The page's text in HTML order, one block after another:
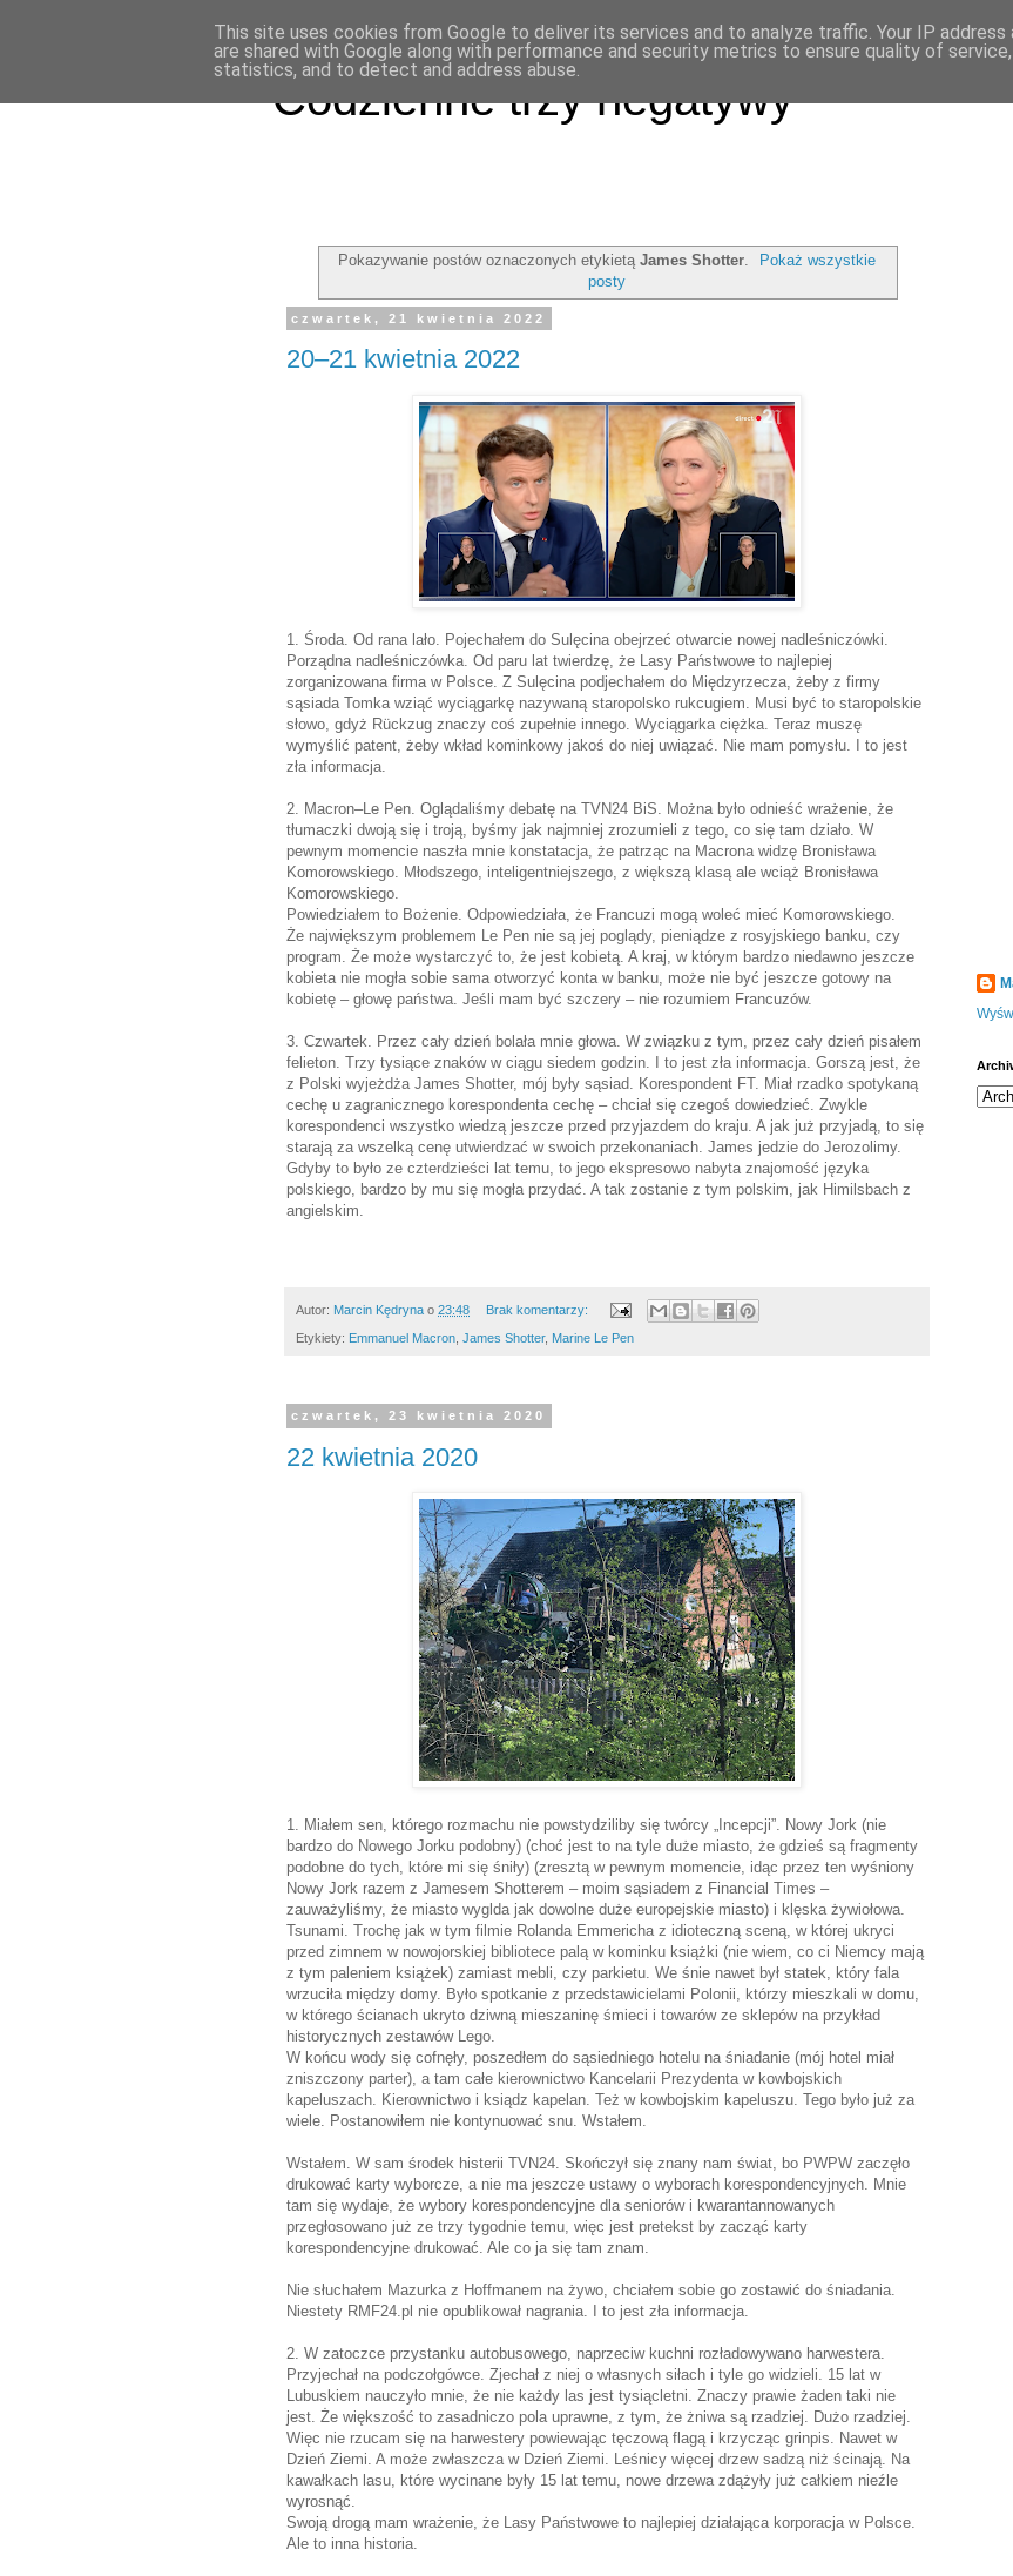
Codzienne trzy negatywy
Pokazywanie postów oznaczonych etykietą James Shotter.
Pokaż wszystkie
posty
czwartek, 21 kwietnia 2022
20–21 kwietnia 2022
1. Środa. Od rana lało. Pojechałem do Sulęcina obejrzeć otwarcie nowej nadleśniczówki.
Porządna nadleśniczówka. Od paru lat twierdzę, że Lasy Państwowe to najlepiej
zorganizowana firma w Polsce. Z Sulęcina podjechałem do Międzyrzecza, żeby z firmy
sąsiada Tomka wziąć wyciągarkę nazywaną staropolsko rukcugiem. Musi być to staropolskie
słowo, gdyż Rückzug znaczy coś zupełnie innego. Wyciągarka ciężka. Teraz muszę
wymyślić patent, żeby wkład kominkowy jakoś do niej uwiązać. Nie mam pomysłu. I to jest
zła informacja.
2. Macron–Le Pen. Oglądaliśmy debatę na TVN24 BiS. Można było odnieść wrażenie, że
tłumaczki dwoją się i troją, byśmy jak najmniej zrozumieli z tego, co się tam działo. W
pewnym momencie naszła mnie konstatacja, że patrząc na Macrona widzę Bronisława
Komorowskiego. Młodszego, inteligentniejszego, z większą klasą ale wciąż Bronisława
Komorowskiego.
Powiedziałem to Bożenie. Odpowiedziała, że Francuzi mogą woleć mieć Komorowskiego.
Że największym problemem Le Pen nie są jej poglądy, pieniądze z rosyjskiego banku, czy
program. Że może wystarczyć to, że jest kobietą. A kraj, w którym bardzo niedawno jeszcze
kobieta nie mogła sobie sama otworzyć konta w banku, może nie być jeszcze gotowy na
kobietę – głowę państwa. Jeśli mam być szczery – nie rozumiem Francuzów.
3. Czwartek. Przez cały dzień bolała mnie głowa. W związku z tym, przez cały dzień pisałem
felieton. Trzy tysiące znaków w ciągu siedem godzin. I to jest zła informacja. Gorszą jest, że
z Polski wyjeżdża James Shotter, mój były sąsiad. Korespondent FT. Miał rzadko spotykaną
cechę u zagranicznego korespondenta cechę – chciał się czegoś dowiedzieć. Zwykle
korespondenci wszystko wiedzą jeszcze przed przyjazdem do kraju. A jak już przyjadą, to się
starają za wszelką cenę utwierdzać w swoich przekonaniach. James jedzie do Jerozolimy.
Gdyby to było ze czterdzieści lat temu, to jego ekspresowo nabyta znajomość języka
polskiego, bardzo by mu się mogła przydać. A tak zostanie z tym polskim, jak Himilsbach z
angielskim.
Autor: Marcin Kędryna o 23:48 Brak komentarzy:
Etykiety: Emmanuel Macron James Shotter, Marine Le Pen
czwartek, 23 kwietnia 2020
22 kwietnia 2020
1. Miałem sen, którego rozmachu nie powstydziliby się twórcy „Incepcji”. Nowy Jork (nie
bardzo do Nowego Jorku podobny) (choć jest to na tyle duże miasto, że gdzieś są fragmenty
podobne do tych, które mi się śniły) (zresztą w pewnym momencie, idąc przez ten wyśniony
Nowy Jork razem z Jamesem Shotterem – moim sąsiadem z Financial Times –
zauważyliśmy, że miasto wyglda jak dowolne duże europejskie miasto) i klęska żywiołowa.
Tsunami. Trochę jak w tym filmie Rolanda Emmericha z idioteczną sceną, w której ukryci
przed zimnem w nowojorskiej bibliotece palą w kominku książki (nie wiem, co ci Niemcy mają
z tym paleniem książek) zamiast mebli, czy parkietu. We śnie nawet był statek, który fala
wrzuciła między domy. Było spotkanie z przedstawicielami Polonii, którzy mieszkali w domu,
w którego ścianach ukryto dziwną mieszaninę śmieci i towarów ze sklepów na przykład
historycznych zestawów Lego.
W końcu wody się cofnęły, poszedłem do sąsiedniego hotelu na śniadanie (mój hotel miał
zniszczony parter), a tam całe kierownictwo Kancelarii Prezydenta w kowbojskich
kapeluszach. Kierownictwo i ksiądz kapelan. Też w kowbojskim kapeluszu. Tego było już za
wiele. Postanowiłem nie kontynuować snu. Wstałem.
Wstałem. W sam środek histerii TVN24. Skończył się znany nam świat, bo PWPW zaczęło
drukować karty wyborcze, a nie ma jeszcze ustawy o wyborach korespondencyjnych. Mnie
tam się wydaje, że wybory korespondencyjne dla seniorów i kwarantannowanych
przegłosowano już ze trzy tygodnie temu, więc jest pretekst by zacząć karty
korespondencyjne drukować. Ale co ja się tam znam.
Nie słuchałem Mazurka z Hoffmanem na żywo, chciałem sobie go zostawić do śniadania.
Niestety RMF24.pl nie opublikował nagrania. I to jest zła informacja.
2. W zatoczce przystanku autobusowego, naprzeciw kuchni rozładowywano harwestera.
Przyjechał na podczołgówce. Zjechał z niej o własnych siłach i tyle go widzieli. 15 lat w
Lubuskiem nauczyło mnie, że nie każdy las jest tysiącletni. Znaczy prawie żaden taki nie
jest. Że większość to zasadniczo pola uprawne, z tym, że żniwa są rzadziej. Dużo rzadziej.
Więc nie rzucam się na harwestery powiewając tęczową flagą i krzycząc grinpis. Nawet w
Dzień Ziemi. A może zwłaszcza w Dzień Ziemi. Leśnicy więcej drzew sadzą niż ścinają. Na
kawałkach lasu, które wycinane były 15 lat temu, nowe drzewa zdążyły już całkiem nieźle
wyrosnąć.
Swoją drogą mam wrażenie, że Lasy Państwowe to najlepiej działająca korporacja w Polsce.
Ale to inna historia.
This site uses cookies from Google to deliver its services and to analyze traffic. Your IP address
are shared with Google along with performance and security metrics to ensure quality of
statistics, and to detect and address abuse.